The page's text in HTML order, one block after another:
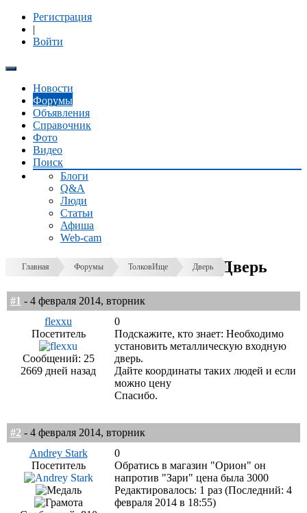
Регистрация
|
Войти
Новости
Форумы
Объявления
Справочник
Фото
Видео
Поиск
Блоги
Q&A
Люди
Статьи
Афиша
Web-cam
Главная Форумы ТолковИще Дверь Дверь
#1 - 4 февраля 2014, вторник
flexxu
Посетитель
Сообщений: 25
2669 дней назад
0
Подскажите, кто знает: Необходимо
установить металлическую входную
дверь.
Дайте координаты таких людей и если
можно цену
Спасибо.
#2 - 4 февраля 2014, вторник
Andrey Stark
Посетитель
0
Обратись в магазин "Орион" он
напротив "Зари" цена была 3000
Редактировалось: 1 раз (Последний: 4
февраля 2014 в 18:55)